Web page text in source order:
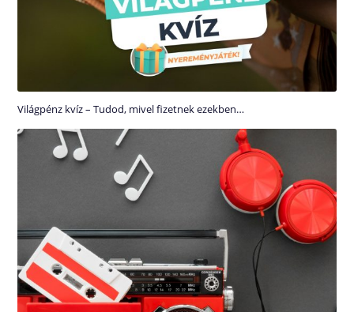
Világpénz kvíz – Tudod, mivel fizetnek ezekben…